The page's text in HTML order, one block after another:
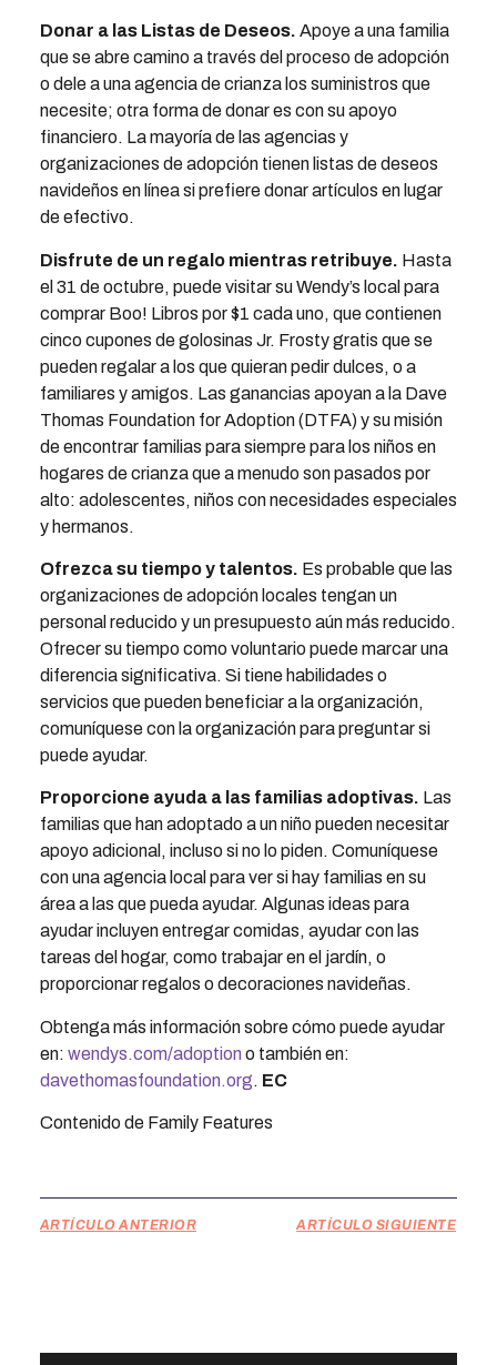
Donar a las Listas de Deseos. Apoye a una familia
que se abre camino a través del proceso de adopción
o dele a una agencia de crianza los suministros que
necesite; otra forma de donar es con su apoyo
financiero. La mayoría de las agencias y
organizaciones de adopción tienen listas de deseos
navideños en línea si prefiere donar artículos en lugar
de efectivo.
Disfrute de un regalo mientras retribuye. Hasta
el 31 de octubre, puede visitar su Wendy’s local para
comprar Boo! Libros por $1 cada uno, que contienen
cinco cupones de golosinas Jr. Frosty gratis que se
pueden regalar a los que quieran pedir dulces, o a
familiares y amigos. Las ganancias apoyan a la Dave
Thomas Foundation for Adoption (DTFA) y su misión
de encontrar familias para siempre para los niños en
hogares de crianza que a menudo son pasados ​​por
alto: adolescentes, niños con necesidades especiales
y hermanos.
Ofrezca su tiempo y talentos. Es probable que las
organizaciones de adopción locales tengan un
personal reducido y un presupuesto aún más reducido.
Ofrecer su tiempo como voluntario puede marcar una
diferencia significativa. Si tiene habilidades o
servicios que pueden beneficiar a la organización,
comuníquese con la organización para preguntar si
puede ayudar.
Proporcione ayuda a las familias adoptivas. Las
familias que han adoptado a un niño pueden necesitar
apoyo adicional, incluso si no lo piden. Comuníquese
con una agencia local para ver si hay familias en su
área a las que pueda ayudar. Algunas ideas para
ayudar incluyen entregar comidas, ayudar con las
tareas del hogar, como trabajar en el jardín, o
proporcionar regalos o decoraciones navideñas.
Obtenga más información sobre cómo puede ayudar
en: wendys.com/adoption o también en:
davethomasfoundation.org. EC
Contenido de Family Features
ARTÍCULO ANTERIOR ARTÍCULO SIGUIENTE